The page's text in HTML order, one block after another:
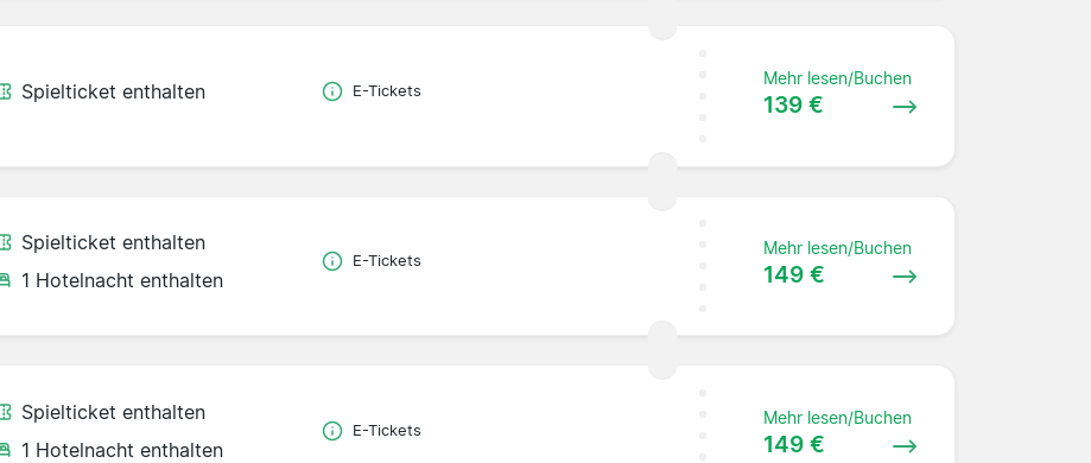
Spielticket enthalten E-Tickets
Mehr lesen/Buchen
139 €
Spielticket enthalten
1 Hotelnacht enthalten
E-Tickets
Mehr lesen/Buchen
149 €
Spielticket enthalten
1 Hotelnacht enthalten
E-Tickets
Mehr lesen/Buchen
149 €